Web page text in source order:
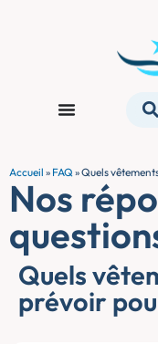
Accueil » FAQ»Quels
Nos
Quels
prévoir